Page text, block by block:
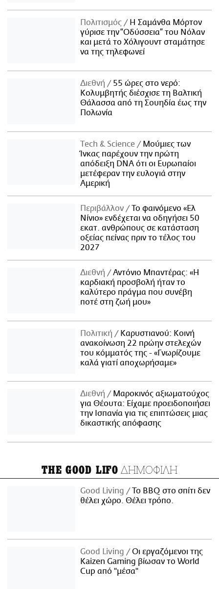
Πολιτισμός
Η Σαμάνθα Μόρτον
γύρισε την “Οδύσσεια” του Νόλαν
και μετά το Χόλιγουντ σταμάτησε
να της τηλεφωνεί
Διεθνή
55 ώρες στο νερό:
Κολυμβητής διέσχισε τη Βαλτική
Θάλασσα από τη Σουηδία έως την
Πολωνία
Τech & Science
Μούμιες των
Ίνκας παρέχουν την πρώτη
απόδειξη DNA ότι οι Ευρωπαίοι
μετέφεραν την ευλογιά στην
Αμερική
Περιβάλλον
Το φαινόμενο «Ελ
Νίνιο» ενδέχεται να οδηγήσει 50
εκατ. ανθρώπους σε κατάσταση
οξείας πείνας πριν το τέλος του
2027
Διεθνή
Αντόνιο Μπαντέρας: «Η
καρδιακή προσβολή ήταν το
καλύτερο πράγμα που συνέβη
ποτέ στη ζωή μου»
Πολιτική
Καρυστιανού: Κοινή
ανακοίνωση 22 πρώην στελεχών
του κόμματός της - «Γνωρίζουμε
καλά γιατί αποχωρήσαμε»
Διεθνή
Μαροκινός αξιωματούχος
για Θέουτα: Είχαμε προειδοποιήσει
την Ισπανία για τις επιπτώσεις μιας
δικαστικής απόφασης
THE GOOD LIFO ΔΗΜΟΦΙΛΗ
Good Living
Το BBQ στο σπίτι δεν
θέλει χώρο. Θέλει τρόπο.
Good Living
Οι εργαζόμενοι της
Kaizen Gaming βίωσαν το World
Cup από "μέσα"